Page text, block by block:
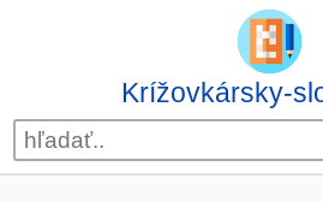
Krížovkársky-